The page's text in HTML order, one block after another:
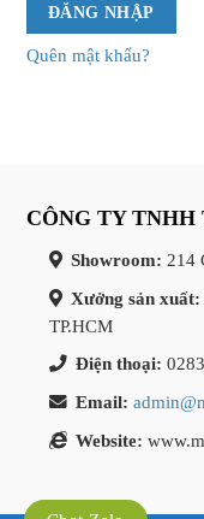
ĐĂNG NHẬP
Quên mật khẩu?
CÔNG TY
Showroom: 214
Xưởng sản xuất:
TP.HCM
Điện thoại:
Email:
Website: